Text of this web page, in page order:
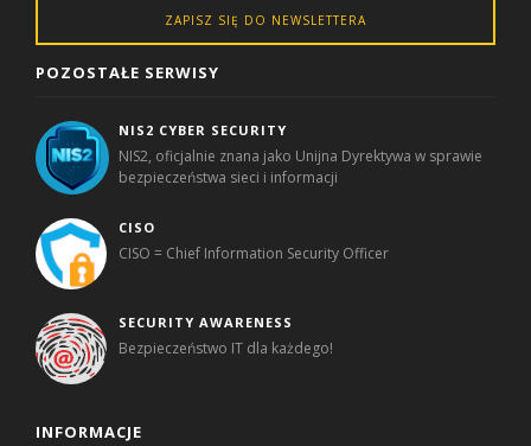
ZAPISZ SIĘ DO NEWSLETTERA
POZOSTAŁE SERWISY
NIS2 CYBER SECURITY
NIS2, oficjalnie znana jako Unijna Dyrektywa w sprawie
bezpieczeństwa sieci i informacji
CISO
CISO = Chief Information Security Officer
SECURITY AWARENESS
Bezpieczeństwo IT dla każdego!
INFORMACJE